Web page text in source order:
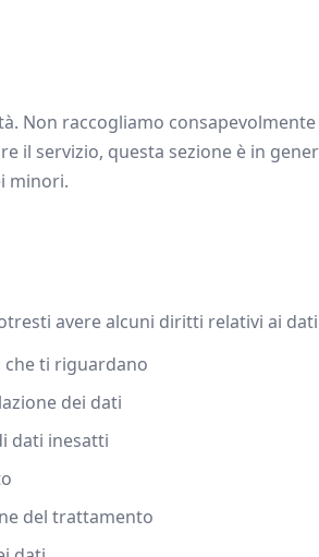
Non raccogliamo
il servizio, questa sezione è in
minori.
avere alcuni diritti relativi ai
che ti riguardano
dei dati
dati inesatti
del trattamento